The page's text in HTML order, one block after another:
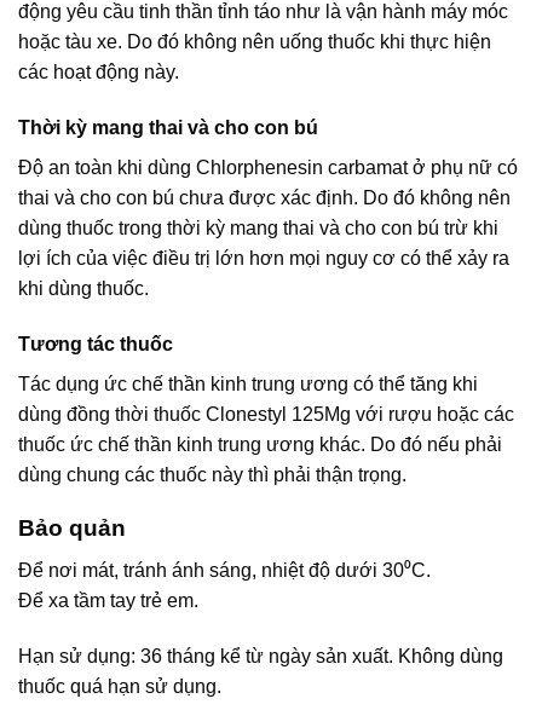
động yêu cầu tinh thần tỉnh táo như là vận hành máy móc
hoặc tàu xe. Do đó không nên uống thuốc khi thực hiện
các hoạt động này.
Thời kỳ mang thai và cho con bú
Độ an toàn khi dùng Chlorphenesin carbamat ở phụ nữ có
thai và cho con bú chưa được xác định. Do đó không nên
dùng thuốc trong thời kỳ mang thai và cho con bú trừ khi
lợi ích của việc điều trị lớn hơn mọi nguy cơ có thể xảy ra
khi dùng thuốc.
Tương tác thuốc
Tác dụng ức chế thần kinh trung ương có thể tăng khi
dùng đồng thời thuốc Clonestyl 125Mg với rượu hoặc các
thuốc ức chế thần kinh trung ương khác. Do đó nếu phải
dùng chung các thuốc này thì phải thận trọng.
Bảo quản
Để nơi mát, tránh ánh sáng, nhiệt độ dưới 30⁰C.
Để xa tầm tay trẻ em.
Hạn sử dụng: 36 tháng kể từ ngày sản xuất. Không dùng
thuốc quá hạn sử dụng.